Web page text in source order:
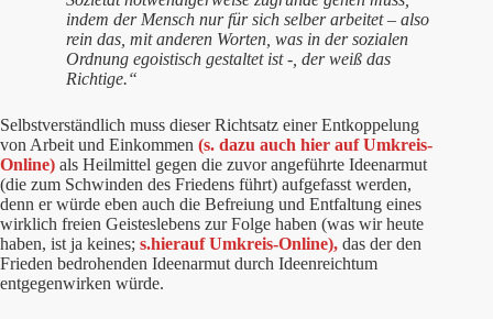
indem der Mensch nur für sich selber arbeitet – also
rein das, mit anderen Worten, was in der sozialen
Ordnung egoistisch gestaltet ist -, der weiß das
Richtige.“
Selbstverständlich muss dieser Richtsatz einer Entkoppelung
von Arbeit und Einkommen (s. dazu auch hier auf Umkreis-
Online) als Heilmittel gegen die zuvor angeführte Ideenarmut
(die zum Schwinden des Friedens führt) aufgefasst werden,
denn er würde eben auch die Befreiung und Entfaltung eines
wirklich freien Geisteslebens zur Folge haben (was wir heute
haben, ist ja keines; s.hierauf Umkreis-Online), das der den
Frieden bedrohenden Ideenarmut durch Ideenreichtum
entgegenwirken würde.